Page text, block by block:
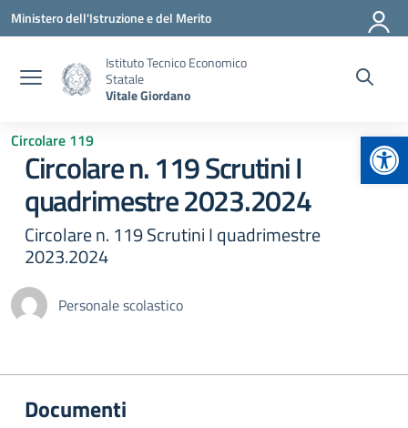
Vai ai contenuti
Vai al menu di navigazione
Vai al footer
Ministero dell'Istruzione e del Merito
Istituto Tecnico Economico
Statale
Vitale Giordano
Circolare 119
Circolare n. 119 Scrutini I
quadrimestre 2023.2024
Circolare n. 119 Scrutini I quadrimestre
2023.2024
Personale scolastico
Documenti